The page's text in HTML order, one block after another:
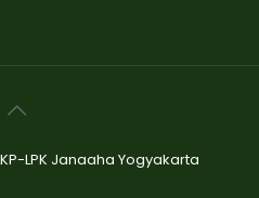
LPK Janaaha Yogyakarta